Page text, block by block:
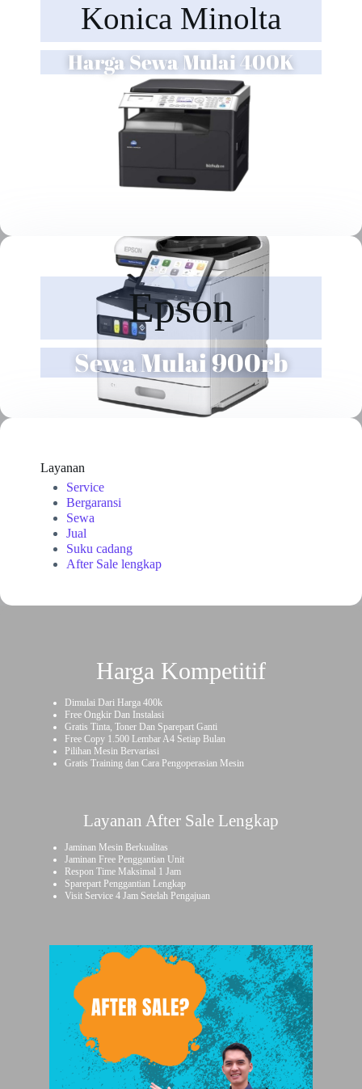
Konica Minolta
Harga Sewa Mulai 400K
Epson
Sewa Mulai 900rb
Layanan
Service
Bergaransi
Sewa
Jual
Suku cadang
After Sale lengkap
Harga Kompetitif
Dimulai Dari Harga 400k
Free Ongkir Dan Instalasi
Gratis Tinta, Toner Dan Sparepart Ganti
Free Copy 1.500 Lembar A4 Setiap Bulan
Pilihan Mesin Bervariasi
Gratis Training dan Cara Pengoperasian Mesin
Layanan After Sale Lengkap
Jaminan Mesin Berkualitas
Jaminan Free Penggantian Unit
Respon Time Maksimal 1 Jam
Sparepart Penggantian Lengkap
Visit Service 4 Jam Setelah Pengajuan